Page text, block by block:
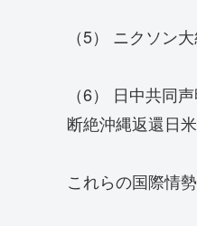
（5） ニクソン
（6） 日中共同
断絶沖縄返還日
これらの国際情